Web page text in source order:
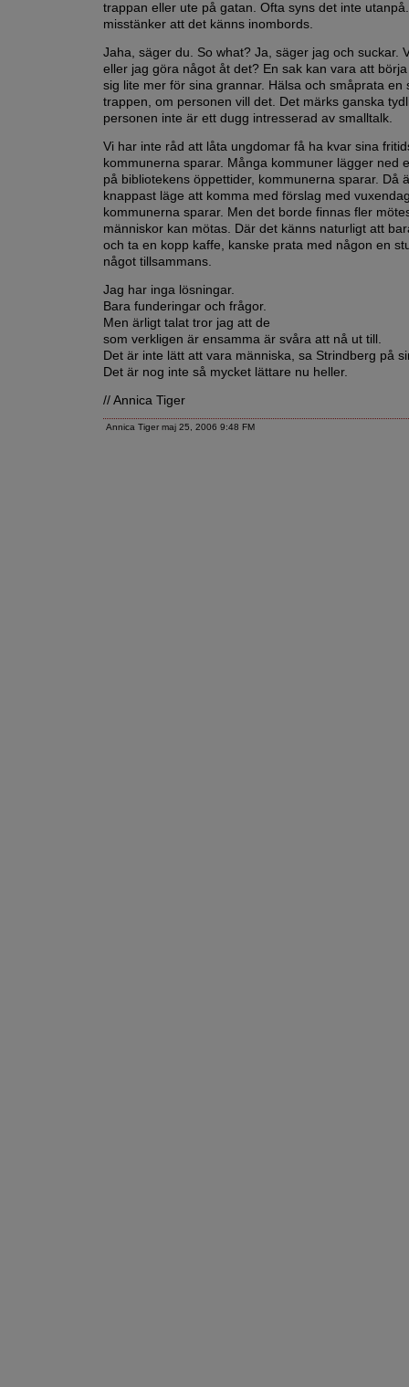
trappan eller ute på gatan. Ofta syns det inte
misstänker att det känns inombords.
Jaha, säger du. So what? Ja, säger jag och suckar.
eller jag göra något åt det? En sak kan vara att
sig lite mer för sina grannar. Hälsa och småprata en
trappen, om personen vill det. Det märks ganska
personen inte är ett dugg intresserad av smalltalk.
Vi har inte råd att låta ungdomar få ha kvar sina
kommunerna sparar. Många kommuner lägger ned
på bibliotekens öppettider, kommunerna sparar. Då
knappast läge att komma med förslag med
kommunerna sparar. Men det borde finnas fler
människor kan mötas. Där det känns naturligt att
och ta en kopp kaffe, kanske prata med någon en
något tillsammans.
Jag har inga lösningar.
Bara funderingar och frågor.
Men ärligt talat tror jag att de
som verkligen är ensamma är svåra att nå ut till.
Det är inte lätt att vara människa, sa Strindberg på
Det är nog inte så mycket lättare nu heller.
// Annica Tiger
Annica Tiger maj 25, 2006 9:48 FM